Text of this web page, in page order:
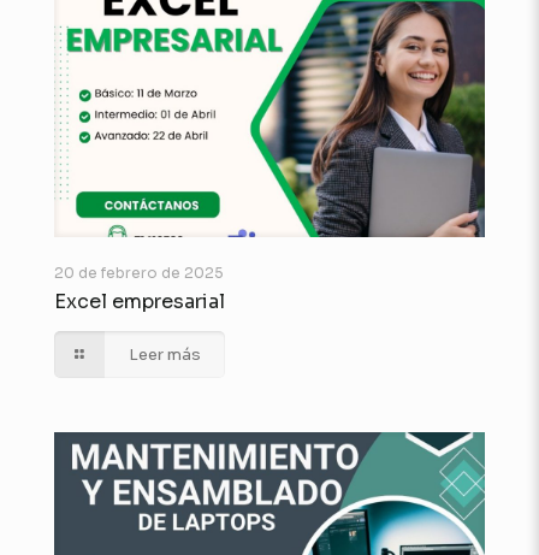
20 de febrero de 2025
Excel empresarial
Leer más